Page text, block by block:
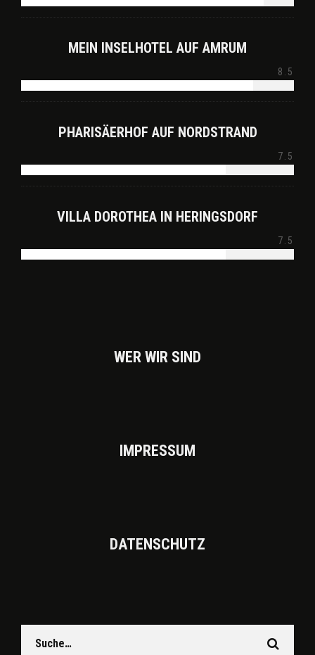
MEIN INSELHOTEL AUF AMRUM
8.5
PHARISÄERHOF AUF NORDSTRAND
7.5
VILLA DOROTHEA IN HERINGSDORF
7.5
WER WIR SIND
IMPRES­SUM
DATEN­SCHUTZ